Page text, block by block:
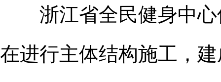
浙江省全民健身中心
在进行主体结构施工，